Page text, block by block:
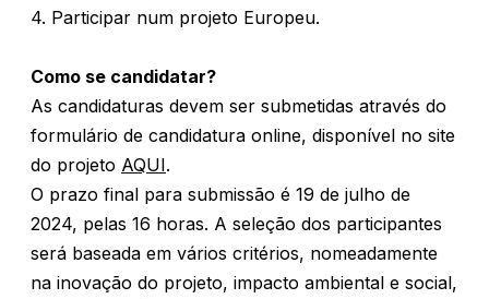
4. Participar num projeto Europeu.
Como se candidatar?
As candidaturas devem ser submetidas através do
formulário de candidatura online, disponível no site
do projeto AQUI.
O prazo final para submissão é 19 de julho de
2024, pelas 16 horas. A seleção dos participantes
será baseada em vários critérios, nomeadamente
na inovação do projeto, impacto ambiental e social,